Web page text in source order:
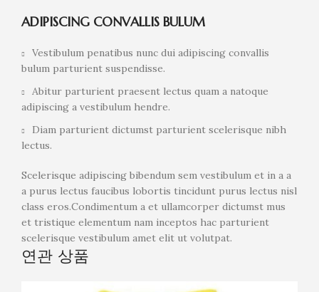
ADIPISCING CONVALLIS BULUM
Vestibulum penatibus nunc dui adipiscing convallis
bulum parturient suspendisse.
Abitur parturient praesent lectus quam a natoque
adipiscing a vestibulum hendre.
Diam parturient dictumst parturient scelerisque nibh
lectus.
Scelerisque adipiscing bibendum sem vestibulum et in a a
a purus lectus faucibus lobortis tincidunt purus lectus nisl
class eros.Condimentum a et ullamcorper dictumst mus
et tristique elementum nam inceptos hac parturient
scelerisque vestibulum amet elit ut volutpat.
연관 상품